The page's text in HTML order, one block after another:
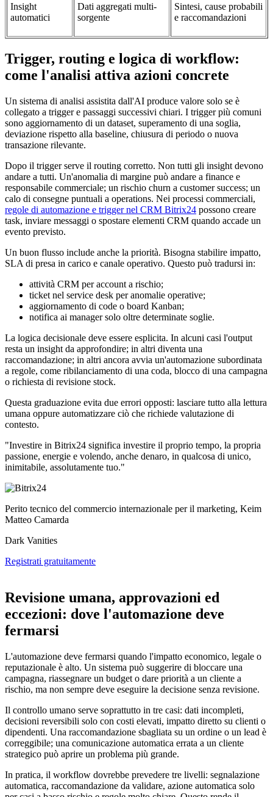
Insight
automatici
Dati aggregati multi-
sorgente
Sintesi, cause probabili
e raccomandazioni
Trigger, routing e logica di workflow:
come l'analisi attiva azioni concrete
Un sistema di analisi assistita dall'AI produce valore solo se è
collegato a trigger e passaggi successivi chiari. I trigger più comuni
sono aggiornamento di un dataset, superamento di una soglia,
deviazione rispetto alla baseline, chiusura di periodo o nuova
transazione rilevante.
Dopo il trigger serve il routing corretto. Non tutti gli insight devono
andare a tutti. Un'anomalia di margine può andare a finance e
responsabile commerciale; un rischio churn a customer success; un
calo di consegne puntuali a operations. Nei processi commerciali,
regole di automazione e trigger nel CRM Bitrix24 possono creare
task, inviare messaggi o spostare elementi CRM quando accade un
evento previsto.
Un buon flusso include anche la priorità. Bisogna stabilire impatto,
SLA di presa in carico e canale operativo. Questo può tradursi in:
attività CRM per account a rischio;
ticket nel service desk per anomalie operative;
aggiornamento di code o board Kanban;
notifica ai manager solo oltre determinate soglie.
La logica decisionale deve essere esplicita. In alcuni casi l'output
resta un insight da approfondire; in altri diventa una
raccomandazione; in altri ancora avvia un'automazione subordinata
a regole, come ribilanciamento di una coda, blocco di una campagna
o richiesta di revisione stock.
Questa graduazione evita due errori opposti: lasciare tutto alla lettura
umana oppure automatizzare ciò che richiede valutazione di
contesto.
"Investire in Bitrix24 significa investire il proprio tempo, la propria
passione, energie e volendo, anche denaro, in qualcosa di unico,
inimitabile, assolutamente tuo."
Perito tecnico del commercio internazionale per il marketing, Keim
Matteo Camarda
Dark Vanities
Registrati gratuitamente
Revisione umana, approvazioni ed
eccezioni: dove l'automazione deve
fermarsi
L'automazione deve fermarsi quando l'impatto economico, legale o
reputazionale è alto. Un sistema può suggerire di bloccare una
campagna, riassegnare un budget o dare priorità a un cliente a
rischio, ma non sempre deve eseguire la decisione senza revisione.
Il controllo umano serve soprattutto in tre casi: dati incompleti,
decisioni reversibili solo con costi elevati, impatto diretto su clienti o
dipendenti. Una raccomandazione sbagliata su un ordine o un lead è
correggibile; una comunicazione automatica errata a un cliente
strategico può aprire un problema più grande.
In pratica, il workflow dovrebbe prevedere tre livelli: segnalazione
automatica, raccomandazione da validare, azione automatica solo